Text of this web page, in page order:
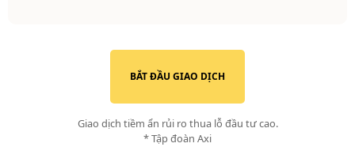
BẮT ĐẦU GIAO DỊCH
Giao dịch tiềm ẩn rủi ro thua lỗ đầu tư cao.
* Tập đoàn Axi